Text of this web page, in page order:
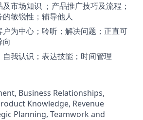
市场知识 ；产品推广技巧及流程；
敏锐性；辅导他人
为中心；聆听；解决问题；正直可
向
我认识；表达技能；时间管理
Business Relationships,
Knowledge, Revenue
Planning, Teamwork and